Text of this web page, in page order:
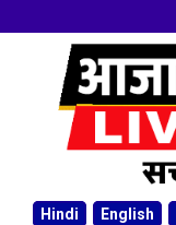
Hindi English